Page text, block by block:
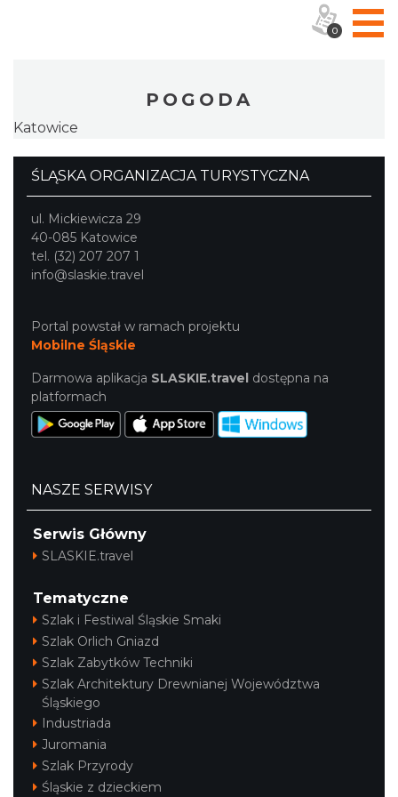
POGODA
Katowice
ŚLĄSKA ORGANIZACJA TURYSTYCZNA
ul. Mickiewicza 29
40-085 Katowice
tel. (32) 207 207 1
info@slaskie.travel
Portal powstał w ramach projektu
Mobilne Śląskie
Darmowa aplikacja SLASKIE.travel dostępna na
platformach
NASZE SERWISY
Serwis Główny
SLASKIE.travel
Tematyczne
Szlak i Festiwal Śląskie Smaki
Szlak Orlich Gniazd
Szlak Zabytków Techniki
Szlak Architektury Drewnianej Województwa
Śląskiego
Industriada
Juromania
Szlak Przyrody
Śląskie z dzieckiem
0